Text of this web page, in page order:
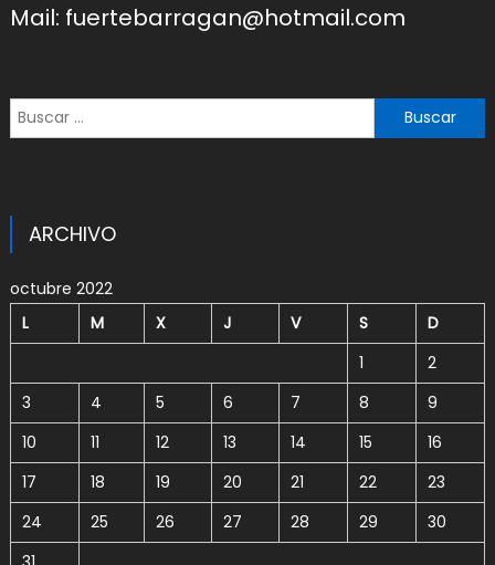
Mail: fuertebarragan@hotmail.com
Buscar:
ARCHIVO
octubre 2022
L
M X J V S
D
1
2
3
4 5 6 7 8
9
10
11 12 13 14 15
16
17
18 19 20 21 22
23
24
25 26 27 28 29
30